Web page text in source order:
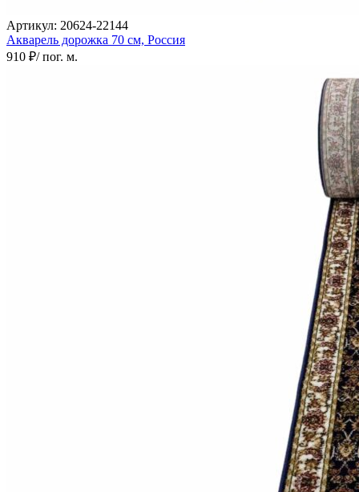
Артикул: 20624-22144
Акварель дорожка 70 см, Россия
910 ₽/ пог. м.